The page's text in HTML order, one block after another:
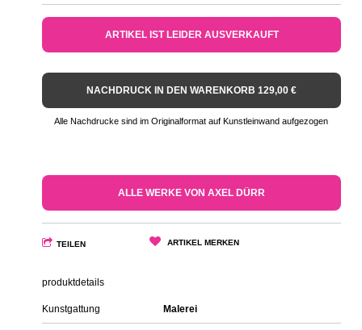
ARTIKEL IST LEIDER AUSVERKAUFT
NACHDRUCK IN DEN WARENKORB 129,00 €
Alle Nachdrucke sind im Originalformat auf Kunstleinwand aufgezogen
ALLE WERKE VON AXEL DÜRR
TEILEN ARTIKEL MERKEN
produktdetails
Kunstgattung Malerei